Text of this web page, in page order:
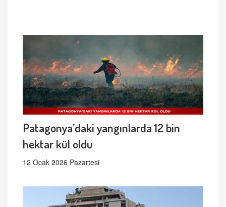
Patagonya’daki yangınlarda 12 bin
hektar kül oldu
12 Ocak 2026 Pazartesi